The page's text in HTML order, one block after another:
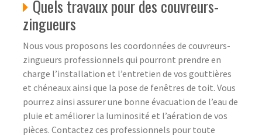
Quels travaux pour des couvreurs-
zingueurs
Nous vous proposons les coordonnées de couvreurs-
zingueurs professionnels qui pourront prendre en
charge l’installation et l’entretien de vos gouttières
et chéneaux ainsi que la pose de fenêtres de toit. Vous
pourrez ainsi assurer une bonne évacuation de l’eau de
pluie et améliorer la luminosité et l’aération de vos
pièces. Contactez ces professionnels pour toute